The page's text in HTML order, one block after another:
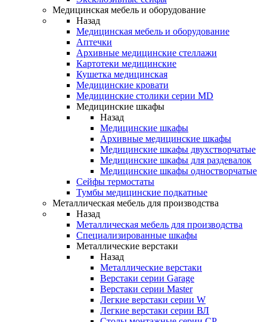
Медицинская мебель и оборудование
Назад
Медицинская мебель и оборудование
Аптечки
Архивные медицинские стеллажи
Картотеки медицинские
Кушетка медицинская
Медицинские кровати
Медицинские столики серии MD
Медицинские шкафы
Назад
Медицинские шкафы
Архивные медицинские шкафы
Медицинские шкафы двухстворчатые
Медицинские шкафы для раздевалок
Медицинские шкафы одностворчатые
Сейфы термостаты
Тумбы медицинские подкатные
Металлическая мебель для производства
Назад
Металлическая мебель для производства
Cпециализированные шкафы
Металлические верстаки
Назад
Металлические верстаки
Верстаки серии Garage
Верстаки серии Master
Легкие верстаки серии W
Легкие верстаки серии ВЛ